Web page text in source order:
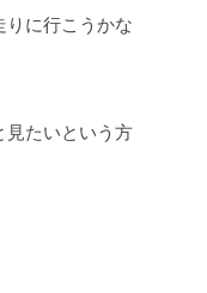
りに行こうかな
見たいという方